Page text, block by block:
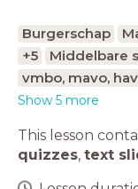
Burgerschap
+5
Middelbare
vmbo, mavo,
Show 5 more
This lesson
quizzes, text